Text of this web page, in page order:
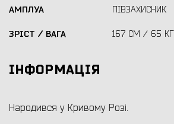
АМПЛУА ПІВЗАХИСНИК
ЗРІСТ / ВАГА 167 СМ / 65 КГ
ІНФОРМАЦІЯ
Народився у Кривому Розі.